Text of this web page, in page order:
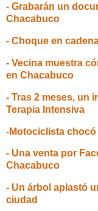
- Grabarán un
Chacabuco
- Choque en
- Vecina muestra
en Chacabuco
- Tras 2 meses, un
Terapia Intensiva
-Motociclista
- Una venta por
Chacabuco
- Un árbol aplastó
ciudad